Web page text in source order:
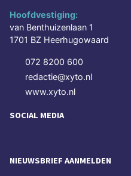
Hoofdvestiging:
van Benthuizenlaan 1
1701 BZ Heerhugowaard
072 8200 600
redactie@xyto.nl
www.xyto.nl
SOCIAL MEDIA
NIEUWSBRIEF AANMELDEN